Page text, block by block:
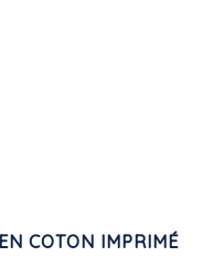
COTON IMPRIMÉ